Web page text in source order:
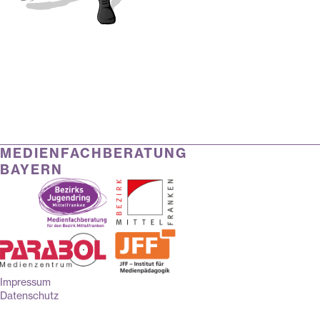
MEDIENFACHBERATUNG
BAYERN
Impressum
Datenschutz